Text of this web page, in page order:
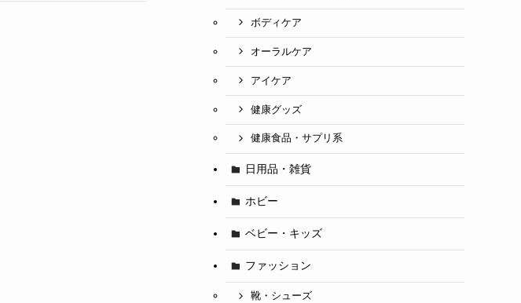
ボディケア
オーラルケア
アイケア
健康グッズ
健康食品・サプリ系
日用品・雑貨
ホビー
ベビー・キッズ
ファッション
靴・シューズ